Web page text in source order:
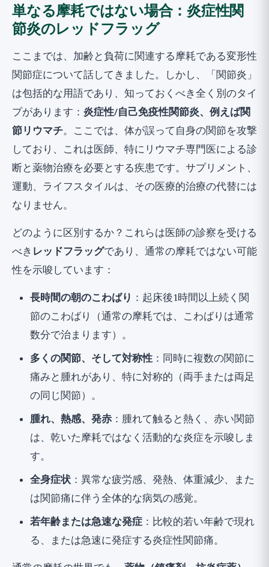
単なる摩耗ではない場合：炎症性関
節炎のレッドフラッグ
ここまでは、加齢と負荷に関連する摩耗である変形性
関節症について話してきました。しかし、「関節炎」
は包括的な用語であり、知っておくべき全く別のタイ
プがあります： 炎症性/自己免疫性関節炎、例えば関
節リウマチ。ここでは、体が誤って自身の関節を攻撃
しており、これは医師、特にリウマチ専門医による診
断と薬物治療を必要とする疾患です。サプリメント、
運動、ライフスタイルは、その医療的治療の代替には
なりません。
どのように区別するか？これらは医師の診察を受ける
べき レッドフラッグであり、通常の摩耗ではない可能
性を示唆しています：
長時間の朝のこわばり ：起床後1時間以上続く関
節のこわばり（通常の摩耗では、こわばりは通常
数分で治まります）。
多くの関節、そして対称性 ：同時に複数の関節に
痛みと腫れがあり、特に対称的（両手または両足
の同じ関節）。
腫れ、熱感、発赤 ：腫れて触ると熱く、赤い関節
は、乾いた摩耗ではなく活動的な炎症を示唆しま
す。
全身症状 ：異常な疲労感、発熱、体重減少、また
は関節痛に伴う全体的な病気の感覚。
若年齢または急速な発症 ：比較的若い年齢で現れ
る、または急速に発症する炎症性関節痛。